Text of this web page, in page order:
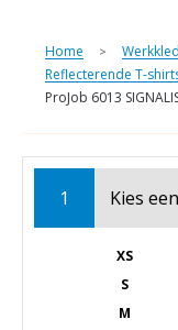
Home >
Reflecterende T-
ProJob 6013
1 Kies een
XS
S
M